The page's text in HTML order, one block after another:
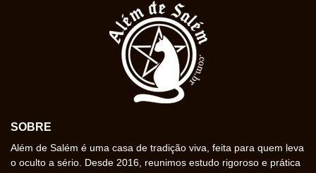
SOBRE
Além de Salém é uma casa de tradição viva, feita para quem leva
o oculto a sério. Desde 2016, reunimos estudo rigoroso e prática